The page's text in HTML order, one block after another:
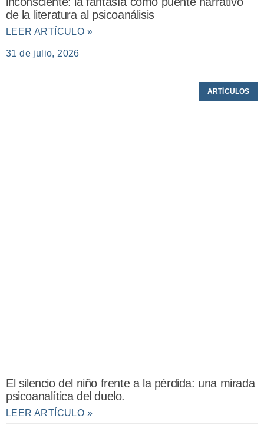
de la literatura al psicoanálisis
LEER ARTÍCULO »
31 de julio, 2026
ARTÍCULOS
El silencio del niño frente a la pérdida: una mirada
psicoanalítica del duelo.
LEER ARTÍCULO »